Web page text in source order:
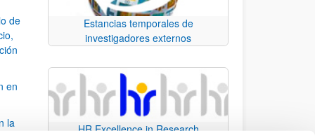
de
en
la
Estancias temporales de
investigadores externos
HR Excellence in Research